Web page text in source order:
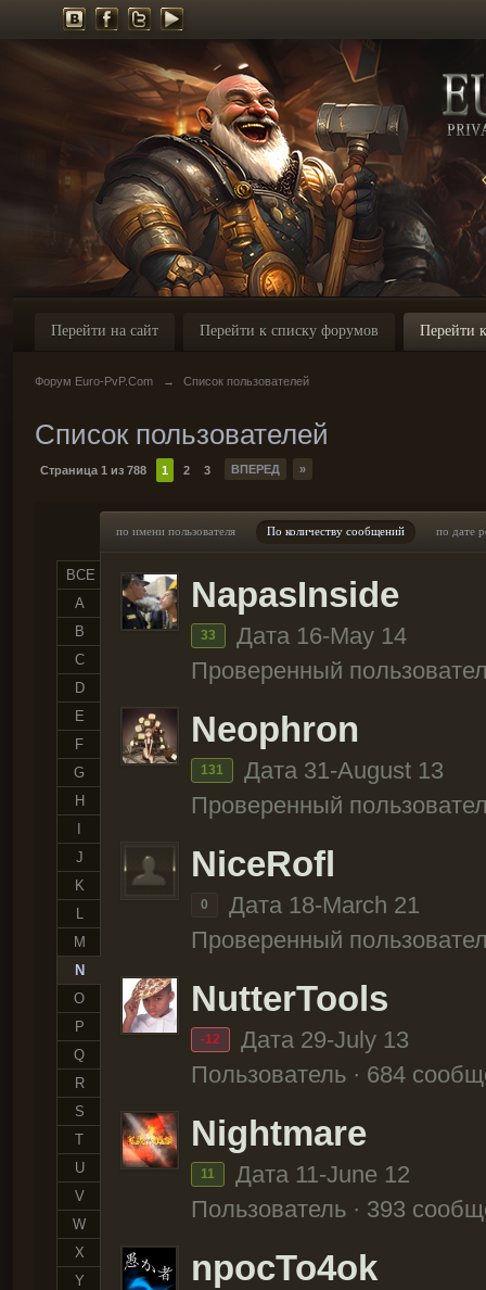
Перейти на сайт Перейти к списку форумов Перейти
Форум Euro-PvP.Com → Список пользователей
Список пользователей
Страница 1 из 788 1 2 3 ВПЕРЕД »
ВСЕ
A
B
C
D
E
F
G
H
J
K
L
M
N
O
P
Q
R
S
T
U
V
W
X
Y
по имени пользователя По количеству сообщений по дате
NapasInside
33
Дата 16-May 14
Проверенный
Neophron
131
Дата 31-August 13
Проверенный
NiceRofl
0
Дата 18-March 21
Проверенный
NutterTools
-12
Дата 29-July 13
Пользователь · 684
Nightmare
11
Дата 11-June 12
Пользователь · 393
npocTo4ok